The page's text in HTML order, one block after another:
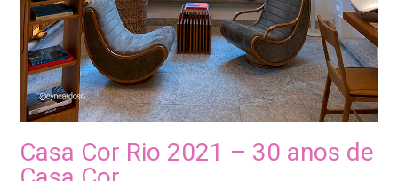
Casa Cor Rio 2021 – 30 anos de